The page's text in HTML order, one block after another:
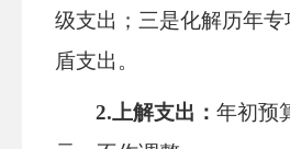
级支出；三是化解历年
盾支出。
2.上解支出：年初预